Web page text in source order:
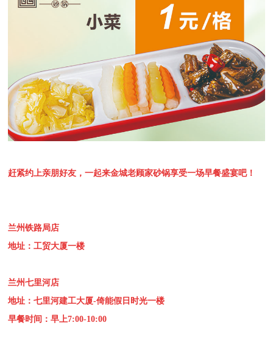
赶紧约上亲朋好友，一起来金城老顾家砂锅享受一场早餐盛宴吧！
兰州铁路局店
地址：工贸大厦一楼
兰州七里河店
地址：七里河建工大厦-倚能假日时光一楼
早餐时间：早上7:00-10:00